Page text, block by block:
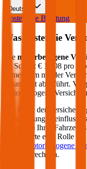
Deutsch
Kostenlose Beratung
Was kostet die
Diemotorbezogene
im Schnitt € 10,08 pro
gemeinsam mit der
Finanzamt abgeführt.
motorbezogene
Die Höhe der
Versicherung beeinflusst,
bzw. kW) Ihres
CO2-Werte eine Rolle
motorbezogene
genau berechnen.